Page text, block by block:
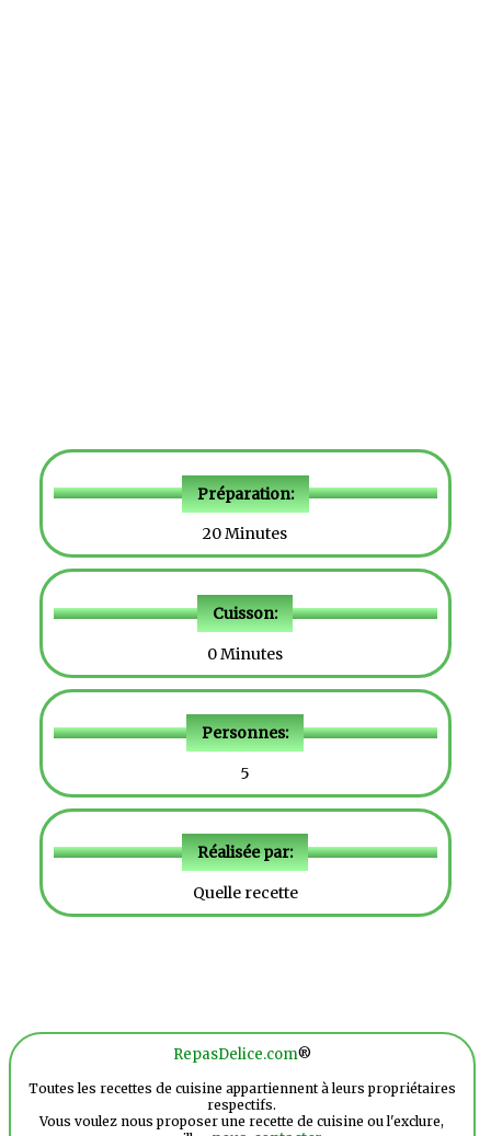
Préparation:
20 Minutes
Cuisson:
0 Minutes
Personnes:
5
Réalisée par:
Quelle recette
RepasDelice.com®
Toutes les recettes de cuisine appartiennent à leurs propriétaires
respectifs.
Vous voulez nous proposer une recette de cuisine ou l'exclure,